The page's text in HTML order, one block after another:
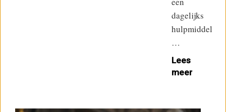
dagelijks
hulpmiddel
…
Lees
meer